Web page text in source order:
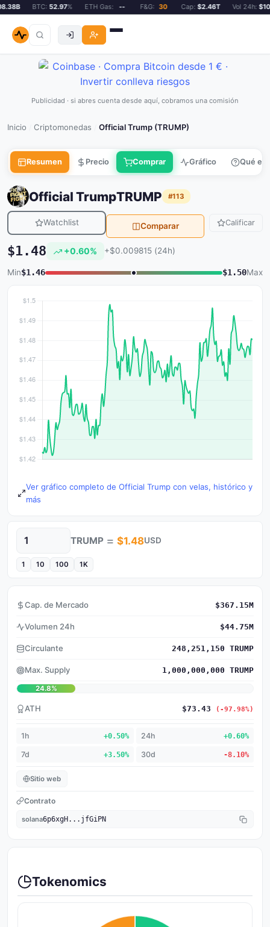
BTC:52.97% ETH Gas: -- F&G: 30 Cap:$2.46T Vol 24h:
Publicidad · si abres cuenta desde aquí, cobramos una comisión
Inicio Criptomonedas Official Trump (TRUMP)
Resumen Precio Comprar Gráfico Qué es
Official TrumpTRUMP #113
Watchlist Comparar Calificar
$1.48 +0.60% +$0.009815 (24h)
Min$1.46 $1.50Max
Ver gráfico completo de Official Trump con velas, histórico y
más
Cantidad TRUMP = $1.48USD
1 10 100 1K
Cap. de Mercado $367.15M
Volumen 24h $44.75M
Circulante 248,251,150 TRUMP
Max. Supply 1,000,000,000 TRUMP
24.8%
ATH $73.43 (-97.98%)
1h +0.50% 24h +0.60%
7d +3.50% 30d -8.10%
Sitio web
Contrato
solana6p6xgH...jfGiPN
Tokenomics